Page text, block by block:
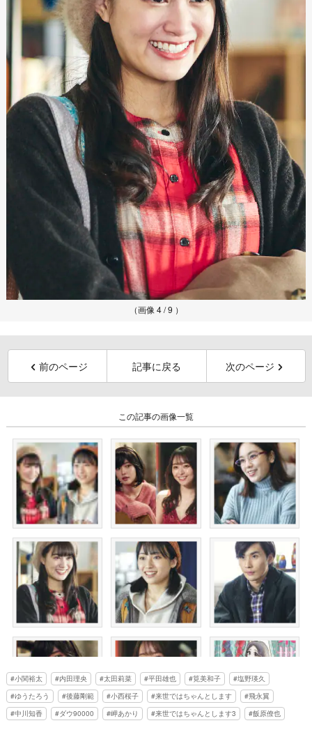
（画像 4 / 9 ）
前のページ 記事に戻る 次のページ
この記事の画像一覧
小関裕太 内田理央 太田莉菜 平田雄也 筧美和子
塩野瑛久
ゆうたろう
後藤剛範 小西桜子 来世ではちゃんとします
飛永翼
中川知香
ダウ90000 岬あかり 来世ではちゃんとします3 飯原僚也